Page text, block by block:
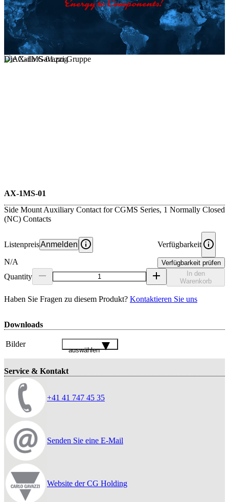
Die Carlo Gavazzi Gruppe
AX-1MS-01
Side Mount Auxiliary Contact for CGMS Series, 1 Normally Closed
(NC) Contacts
ListenpreisAnmelden
N/A
Verfügbarkeit
Verfügbarkeit prüfen
Quantity
In den
Warenkorb
Haben Sie Fragen zu diesem Produkt? Kontaktieren Sie uns
Downloads
Bilder
auswählen
Service & Kontakt
+41 41 747 45 35
Senden Sie eine E-Mail
Website der CG Holding